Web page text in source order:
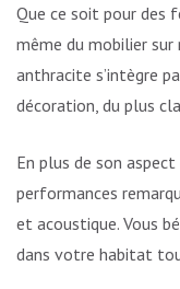
Que ce soit pour des
même du mobilier sur
anthracite s’intègre
décoration, du plus
En plus de son
performances
et acoustique. Vous
dans votre habitat